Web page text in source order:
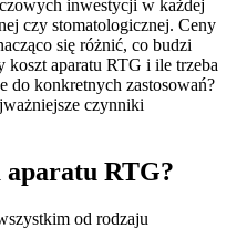
inwestycji w każdej
czy stomatologicznej. Ceny
się różnić, co budzi
koszt aparatu RTG i ile trzeba
do konkretnych zastosowań?
czynniki
aparatu RTG?
od rodzaju